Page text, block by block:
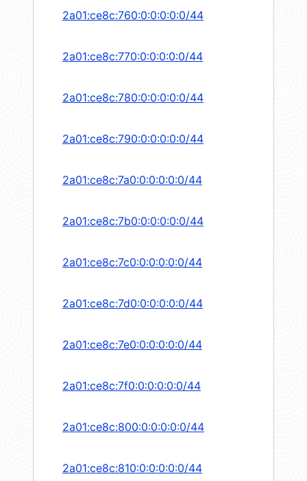
2a01:ce8c:760:0:0:0:0:0/44
2a01:ce8c:770:0:0:0:0:0/44
2a01:ce8c:780:0:0:0:0:0/44
2a01:ce8c:790:0:0:0:0:0/44
2a01:ce8c:7a0:0:0:0:0:0/44
2a01:ce8c:7b0:0:0:0:0:0/44
2a01:ce8c:7c0:0:0:0:0:0/44
2a01:ce8c:7d0:0:0:0:0:0/44
2a01:ce8c:7e0:0:0:0:0:0/44
2a01:ce8c:7f0:0:0:0:0:0/44
2a01:ce8c:800:0:0:0:0:0/44
2a01:ce8c:810:0:0:0:0:0/44